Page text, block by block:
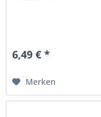
6,49 € *
Merken